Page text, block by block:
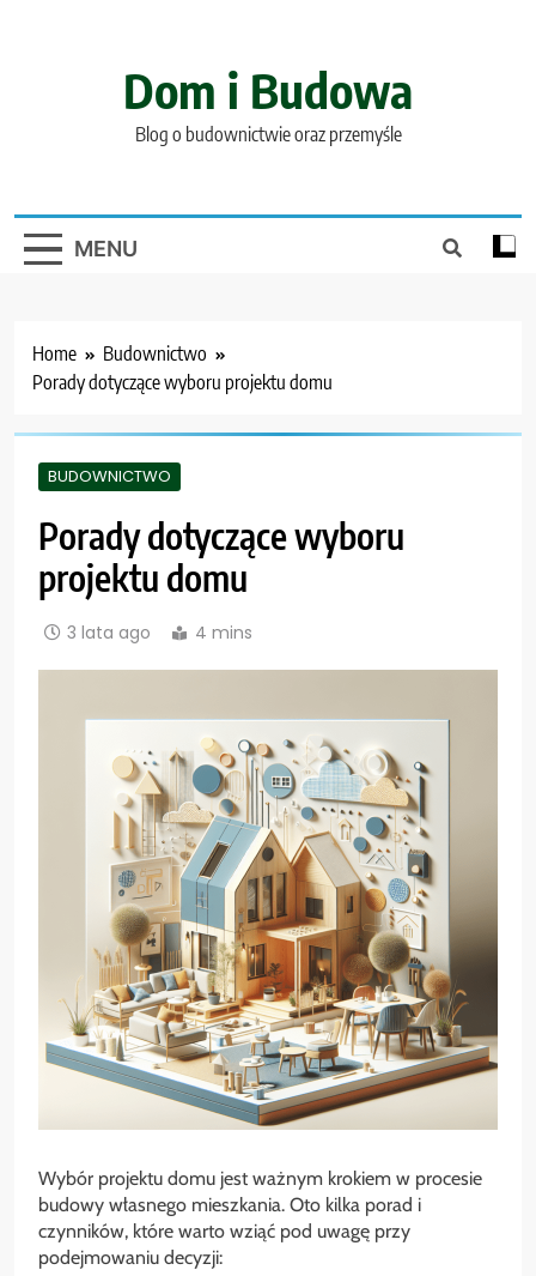
Dom i Budowa
Blog o budownictwie oraz przemyśle
MENU
Home
Budownictwo
Porady dotyczące wyboru projektu domu
BUDOWNICTWO
Porady dotyczące wyboru
projektu domu
3 lata ago 4 mins
Wybór projektu domu jest ważnym krokiem w procesie
budowy własnego mieszkania. Oto kilka porad i
czynników, które warto wziąć pod uwagę przy
podejmowaniu decyzji: